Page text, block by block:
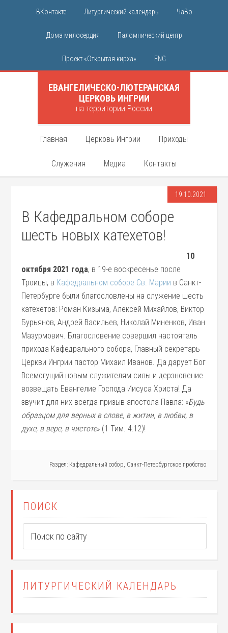
ВКонтакте Литургический календарь ЧаВо
Дома милосердия Паломнический центр
Проект «Открытая кирха» ENG
ЕВАНГЕЛИЧЕСКО-ЛЮТЕРАНСКАЯ
ЦЕРКОВЬ ИНГРИИ
на территории России
Главная Церковь Ингрии Приходы
Служения Медиа Контакты
19.10.2021
В Кафедральном соборе
шесть новых катехетов!
10
октября 2021 года, в 19-е воскресенье после
Троицы, в Кафедральном соборе Св. Марии в Санкт-
Петербурге были благословлены на служение шесть
катехетов: Роман Кизыма, Алексей Михайлов, Виктор
Бурьянов, Андрей Васильев, Николай Миненков, Иван
Мазурмович. Благословение совершил настоятель
прихода Кафедрального собора, Главный секретарь
Церкви Ингрии пастор Михаил Иванов. Да дарует Бог
Всемогущий новым служителям силы и дерзновение
возвещать Евангелие Господа Иисуса Христа! Да
звучит для них всегда призыв апостола Павла: «Будь
образцом для верных в слове, в житии, в любви, в
духе, в вере, в чистоте» (1 Тим. 4:12)!
Раздел: Кафедральный собор, Санкт-Петербургское пробство
ПОИСК
ЛИТУРГИЧЕСКИЙ КАЛЕНДАРЬ